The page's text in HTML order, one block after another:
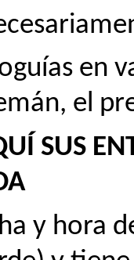
en
el
SUS
y hora